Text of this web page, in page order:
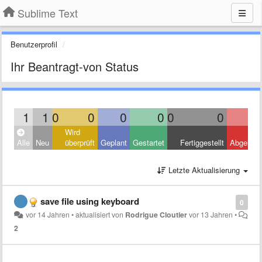
Sublime Text
Benutzerprofil
Ihr Beantragt-von Status
1 1 0 0 0 0 0 0
Alle Neu
Wird
überprüft Geplant Gestartet Fertiggestellt
Letzte Aktualisierung
0
save file using keyboard
vor 14 Jahren •aktualisiert von Rodrigue Cloutiervor 13 Jahren •
2